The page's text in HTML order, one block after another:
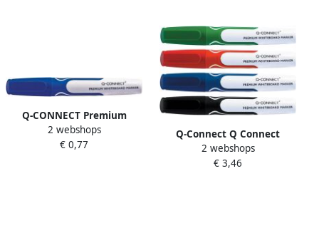
Q-CONNECT Premium
whiteboard marker 3 mm
ronde punt blauw
2 webshops
€ 0,77
Q-Connect Q Connect
Premium whiteboard
marker ronde punt
2 webshops
€ 3,46